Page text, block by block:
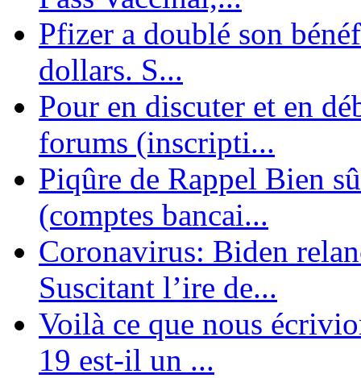
Pfizer a doublé son
dollars. S...
Pour en discuter et en
forums (inscripti...
Piqûre de Rappel Bien
(comptes bancai...
Coronavirus: Biden
Suscitant l’ire de...
Voilà ce que nous
19 est-il un ...